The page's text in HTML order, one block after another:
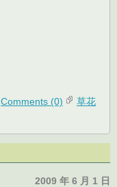
Comments (0) 草花
2009 年 6 月 1 日